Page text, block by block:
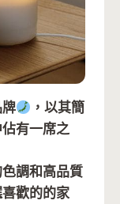
，以其簡
有一席之
調和高品質
歡的的家